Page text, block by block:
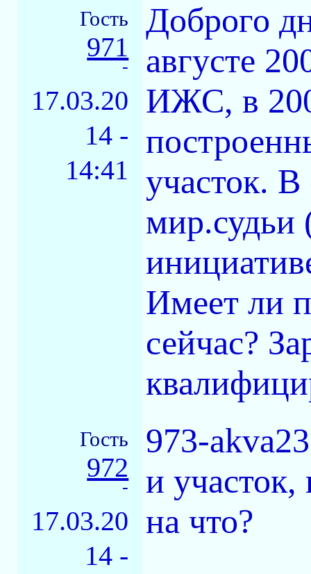
Гость
971
-
17.03.20
14 -
14:41
Доброго
августе
ИЖС, в
участок.
мир.судьи
Имеет ли
сейчас?
Гость
972
-
17.03.20
14 -
973-
и участок,
на что?